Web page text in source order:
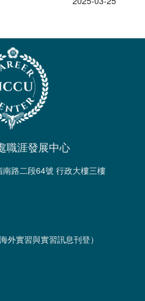
職涯發展中心
路二段64號 行政大樓三樓
實習與實習訊息刊登）